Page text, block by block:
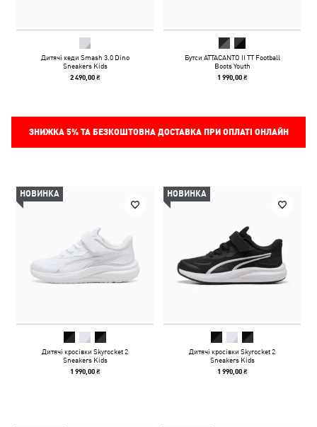
Дитячі кеди Smash 3.0 Dino
Sneakers Kids
2 490,00 ₴
Бутси ATTACANTO II TT Football
Boots Youth
1 990,00 ₴
ЗНИЖКА 5%ТА БЕЗКОШТОВНА ДОСТАВКА ПРИ ОПЛАТІ ОНЛАЙН
НОВИНКА
Дитячі кросівки Skyrocket 2
Sneakers Kids
1 990,00 ₴
НОВИНКА
Дитячі кросівки Skyrocket 2
Sneakers Kids
1 990,00 ₴